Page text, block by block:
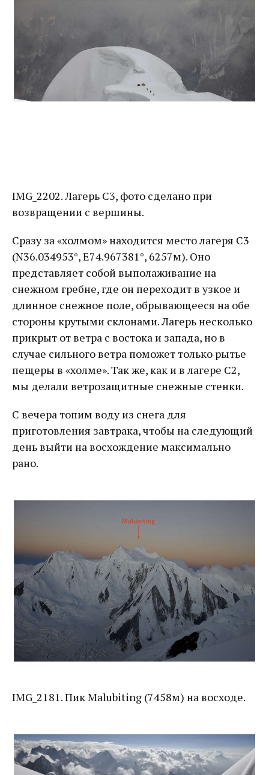
IMG_2202. Лагерь C3, фото сделано при
возвращении с вершины.
Сразу за «холмом» находится место лагеря C3
(N36.034953°, E74.967381°, 6257м). Оно
представляет собой выполаживание на
снежном гребне, где он переходит в узкое и
длинное снежное поле, обрывающееся на обе
стороны крутыми склонами. Лагерь несколько
прикрыт от ветра с востока и запада, но в
случае сильного ветра поможет только рытье
пещеры в «холме». Так же, как и в лагере C2,
мы делали ветрозащитные снежные стенки.
С вечера топим воду из снега для
приготовления завтрака, чтобы на следующий
день выйти на восхождение максимально
рано.
IMG_2181. Пик Malubiting (7458м) на восходе.